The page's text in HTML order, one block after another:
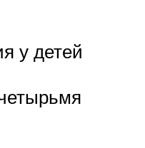
у детей